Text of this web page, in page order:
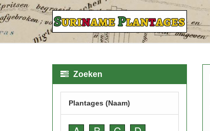
Zoeken
Plantages (Naam)